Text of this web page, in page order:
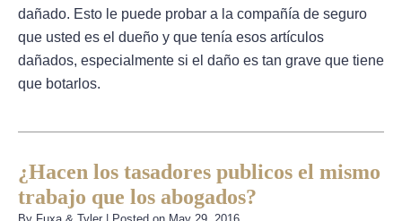
dañado. Esto le puede probar a la compañía de seguro
que usted es el dueño y que tenía esos artículos
dañados, especialmente si el daño es tan grave que tiene
que botarlos.
¿Hacen los tasadores publicos el mismo
trabajo que los abogados?